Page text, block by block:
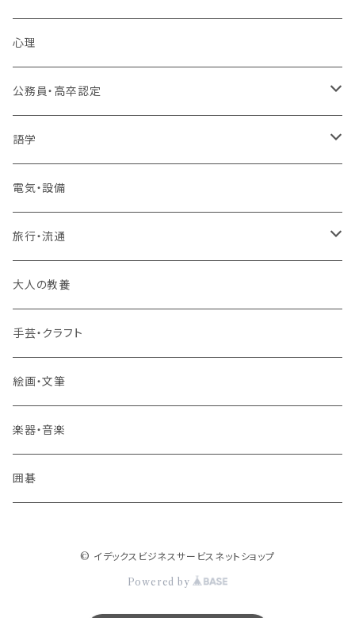
MOS（ﾏｲｸﾛｿﾌﾄｵﾌｨｽｽﾍﾟｼｬﾘｽﾄ）講座
プログラミング・Web制作入門講座
1コース受講
2コースまとめて受講
その他 IT・パソコン
心理
公務員・高卒認定
高卒認定講座
大卒公務員受験対策講座
語学
TOEIC®L&Rテスト対策講座
その他 語学
電気・設備
旅行・流通
旅行業務取扱管理者講座
その他 旅行・流通
大人の教養
手芸・クラフト
絵画・文筆
楽器・音楽
囲碁
© イデックスビジネスサービスネットショップ
Powered by